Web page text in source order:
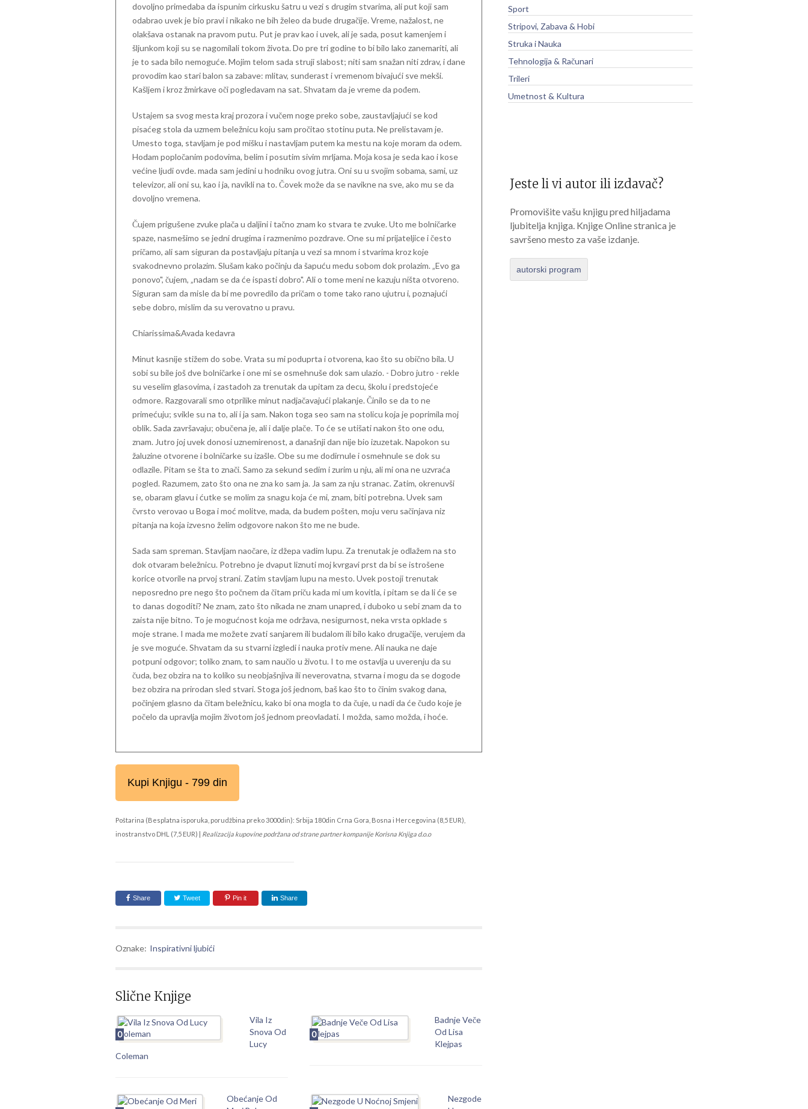
dovoljno primedaba da ispunim cirkusku šatru u vezi s drugim stvarima, ali put koji sam
odabrao uvek je bio pravi i nikako ne bih želeo da bude drugačije. Vreme, nažalost, ne
olakšava ostanak na pravom putu. Put je prav kao i uvek, ali je sada, posut kamenjem i
šljunkom koji su se nagomilali tokom života. Do pre tri godine to bi bilo lako zanemariti, ali
je to sada bilo nemoguće. Mojim telom sada struji slabost; niti sam snažan niti zdrav, i dane
provodim kao stari balon sa zabave: mlitav, sunderast i vremenom bivajući sve mekši.
Kašljem i kroz žmirkave oči pogledavam na sat. Shvatam da je vreme da pođem.
Ustajem sa svog mesta kraj prozora i vučem noge preko sobe, zaustavljajući se kod
pisaćeg stola da uzmem beležnicu koju sam pročitao stotinu puta. Ne prelistavam je.
Umesto toga, stavljam je pod mišku i nastavljam putem ka mestu na koje moram da odem.
Hodam popločanim podovima, belim i posutim sivim mrljama. Moja kosa je seda kao i kose
većine ljudi ovde. mada sam jedini u hodniku ovog jutra. Oni su u svojim sobama, sami, uz
televizor, ali oni su, kao i ja, navikli na to. Čovek može da se navikne na sve, ako mu se da
dovoljno vremena.
Čujem prigušene zvuke plača u daljini i tačno znam ko stvara te zvuke. Uto me bolničarke
spaze, nasmešimo se jedni drugima i razmenimo pozdrave. One su mi prijateljice i često
pričamo, ali sam siguran da postavljaju pitanja u vezi sa mnom i stvarima kroz koje
svakodnevno prolazim. Slušam kako počinju da šapuću medu sobom dok prolazim. „Evo ga
ponovo", čujem, „nadam se da će ispasti dobro". Ali o tome meni ne kazuju ništa otvoreno.
Siguran sam da misle da bi me povredilo da pričam o tome tako rano ujutru i, poznajući
sebe dobro, mislim da su verovatno u pravu.
Chiarissima&Avada kedavra
Minut kasnije stižem do sobe. Vrata su mi poduprta i otvorena, kao što su obično bila. U
sobi su bile još dve bolničarke i one mi se osmehnuše dok sam ulazio. - Dobro jutro - rekle
su veselim glasovima, i zastadoh za trenutak da upitam za decu, školu i predstojeće
odmore. Razgovarali smo otprilike minut nadjačavajući plakanje. Činilo se da to ne
primećuju; svikle su na to, ali i ja sam. Nakon toga seo sam na stolicu koja je poprimila moj
oblik. Sada završavaju; obučena je, ali i dalje plače. To će se utišati nakon što one odu,
znam. Jutro joj uvek donosi uznemirenost, a današnji dan nije bio izuzetak. Napokon su
žaluzine otvorene i bolničarke su izašle. Obe su me dodirnule i osmehnule se dok su
odlazile. Pitam se šta to znači. Samo za sekund sedim i zurim u nju, ali mi ona ne uzvraća
pogled. Razumem, zato što ona ne zna ko sam ja. Ja sam za nju stranac. Zatim, okrenuvši
se, obaram glavu i ćutke se molim za snagu koja će mi, znam, biti potrebna. Uvek sam
čvrsto verovao u Boga i moć molitve, mada, da budem pošten, moju veru sačinjava niz
pitanja na koja izvesno želim odgovore nakon što me ne bude.
Sada sam spreman. Stavljam naočare, iz džepa vadim lupu. Za trenutak je odlažem na sto
dok otvaram beležnicu. Potrebno je dvaput liznuti moj kvrgavi prst da bi se istrošene
korice otvorile na prvoj strani. Zatim stavljam lupu na mesto. Uvek postoji trenutak
neposredno pre nego što počnem da čitam priču kada mi um kovitla, i pitam se da li će se
to danas dogoditi? Ne znam, zato što nikada ne znam unapred, i duboko u sebi znam da to
zaista nije bitno. To je mogućnost koja me održava, nesigurnost, neka vrsta opklade s
moje strane. I mada me možete zvati sanjarem ili budalom ili bilo kako drugačije, verujem da
je sve moguće. Shvatam da su stvarni izgledi i nauka protiv mene. Ali nauka ne daje
potpuni odgovor; toliko znam, to sam naučio u životu. I to me ostavlja u uverenju da su
čuda, bez obzira na to koliko su neobjašnjiva ili neverovatna, stvarna i mogu da se dogode
bez obzira na prirodan sled stvari. Stoga još jednom, baš kao što to činim svakog dana,
počinjem glasno da čitam beležnicu, kako bi ona mogla to da čuje, u nadi da će čudo koje je
počelo da upravlja mojim životom još jednom preovladati. I možda, samo možda, i hoće.
Kupi Knjigu - 799 din
Poštarina (Besplatna isporuka, porudžbina preko 3000din): Srbija 180din Crna Gora, Bosna i Hercegovina (8,5 EUR),
inostranstvo DHL (7,5 EUR) | Realizacija kupovine podržana od strane partner kompanije Korisna Knjiga d.o.o
Share Tweet Pin it Share
Oznake: Inspirativni ljubići
Slične Knjige
0
Vila Iz
Snova Od
Lucy
Coleman
0
Badnje Veče
Od Lisa
Klejpas
Obećanje Od
Nezgode
Sport
Stripovi, Zabava & Hobi
Struka i Nauka
Tehnologija & Računari
Trileri
Umetnost & Kultura
Jeste li vi autor ili izdavač?
Promovišite vašu knjigu pred hiljadama
ljubitelja knjiga. Knjige Online stranica je
savršeno mesto za vaše izdanje.
autorski program